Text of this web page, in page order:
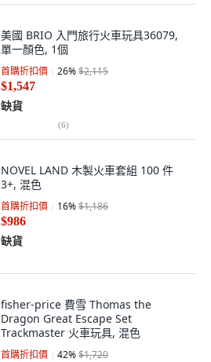
美國 BRIO 入門旅行火車玩具36079,
單一顏色, 1個
首購折扣價 26%$2,115
$1,547
缺貨
(6)
NOVEL LAND 木製火車套組 100 件
3+, 混色
首購折扣價 16%$1,186
$986
缺貨
fisher-price 費雪 Thomas the
Dragon Great Escape Set
Trackmaster 火車玩具, 混色
首購折扣價 42%$1,720